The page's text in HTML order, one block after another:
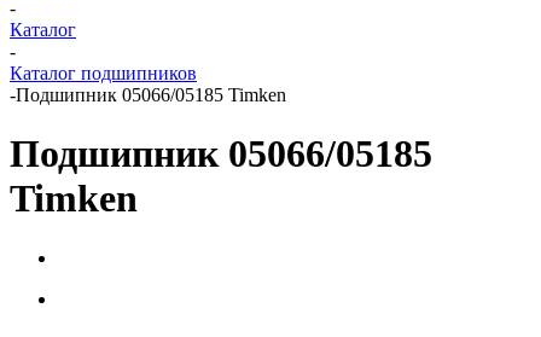
-
Каталог
-
Каталог подшипников
-Подшипник 05066/05185 Timken
Подшипник 05066/05185
Timken